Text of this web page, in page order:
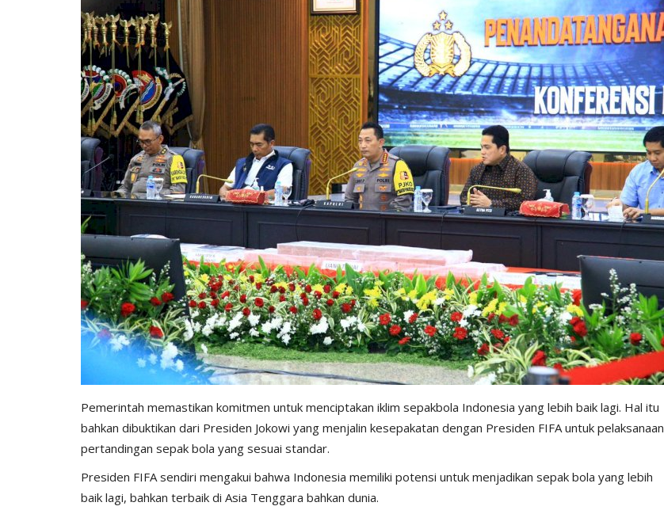
Pemerintah memastikan komitmen untuk menciptakan iklim sepakbola Indonesia yang lebih baik lagi. Hal itu
bahkan dibuktikan dari Presiden Jokowi yang menjalin kesepakatan dengan Presiden FIFA untuk pelaksanaan
pertandingan sepak bola yang sesuai standar.
Presiden FIFA sendiri mengakui bahwa Indonesia memiliki potensi untuk menjadikan sepak bola yang lebih
baik lagi, bahkan terbaik di Asia Tenggara bahkan dunia.